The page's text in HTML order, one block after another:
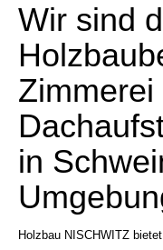
Wir sind
in
Holzbau NISCHWITZ